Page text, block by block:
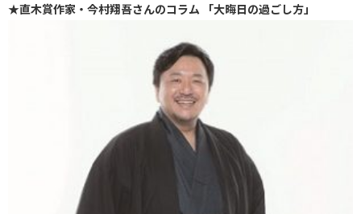
★直木賞作家・今村翔吾さんのコラム 「大晦日の過ごし方」